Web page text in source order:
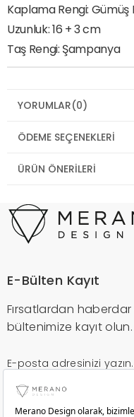
Kaplama Rengi: Gümüş
Uzunluk: 16 + 3 cm
Taş Rengi: Şampanya
YORUMLAR(0)
ÖDEME SEÇENEKLERI
ÜRÜN ÖNERILERI
E-Bülten Kayıt
Fırsatlardan
bültenimize kayıt olun.
Kurumsal